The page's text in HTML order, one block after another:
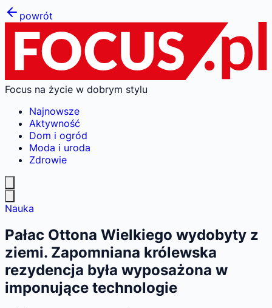
powrót
Focus na życie w dobrym stylu
Najnowsze
Aktywność
Dom i ogród
Moda i uroda
Zdrowie
Nauka
Pałac Ottona Wielkiego wydobyty z
ziemi. Zapomniana królewska
rezydencja była wyposażona w
imponujące technologie